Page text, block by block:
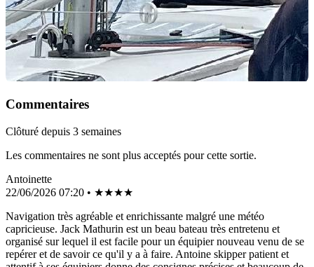
Commentaires
Clôturé depuis 3 semaines
Les commentaires ne sont plus acceptés pour cette sortie.
Antoinette
22/06/2026 07:20 • ★★★★
Navigation très agréable et enrichissante malgré une météo
capricieuse. Jack Mathurin est un beau bateau très entretenu et
organisé sur lequel il est facile pour un équipier nouveau venu de se
repérer et de savoir ce qu'il y a à faire. Antoine skipper patient et